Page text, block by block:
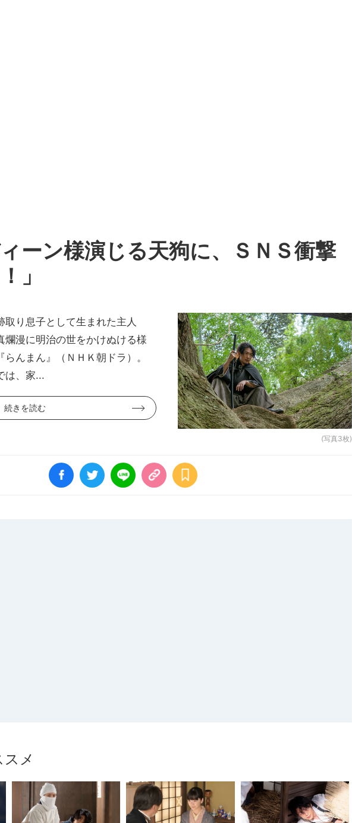
ーン様演じる天狗に、ＳＮＳ衝撃
」
(写真3枚)
り息子として生まれた主人
爛漫に明治の世をかけぬける様
んまん』（ＮＨＫ朝ドラ）。
は、家...
続きを読む
メ